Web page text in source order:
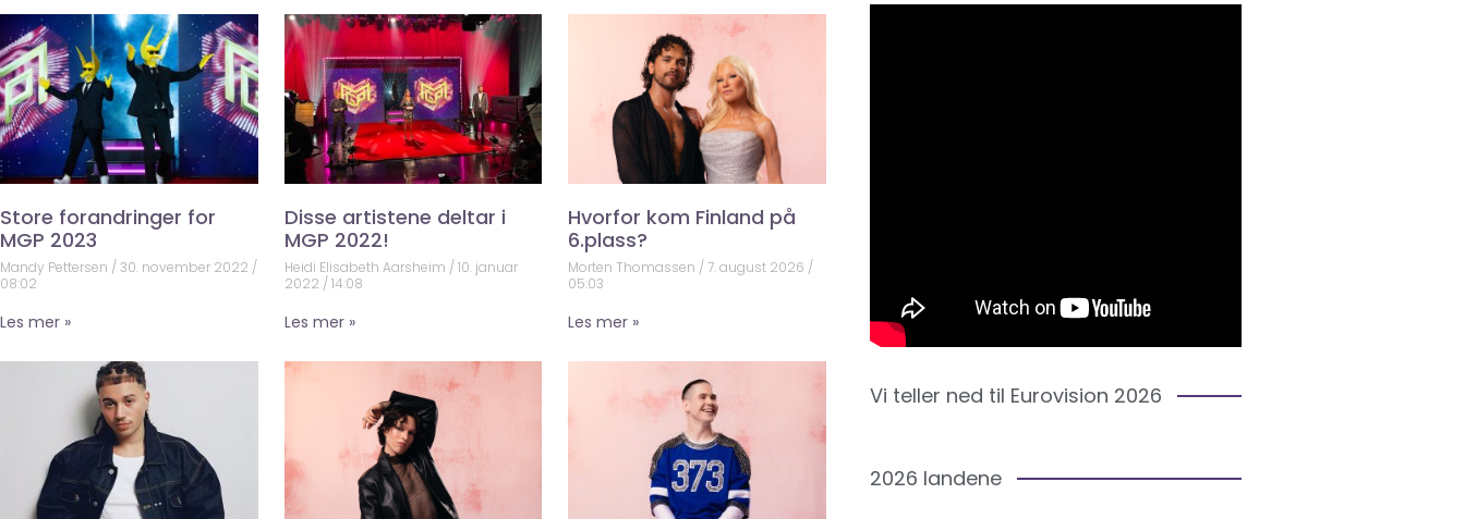
Store forandringer for
MGP 2023
Mandy Pettersen
30. november 2022
08:02
Les mer »
Disse artistene deltar i
MGP 2022!
Heidi Elisabeth Aarsheim 10. januar
2022 14:08
Les mer »
Hvorfor kom Finland på
6.plass?
Morten Thomassen
7. august 2026
05:03
Les mer »
Vi teller ned til Eurovision 2026
2026 landene